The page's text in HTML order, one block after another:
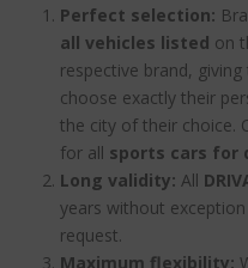
Perfect selection:
all vehicles listed on
respective brand,
choose exactly their
the city of their choice.
for all sports cars for
Long validity: All
years without
request.
Maximum flexibility: